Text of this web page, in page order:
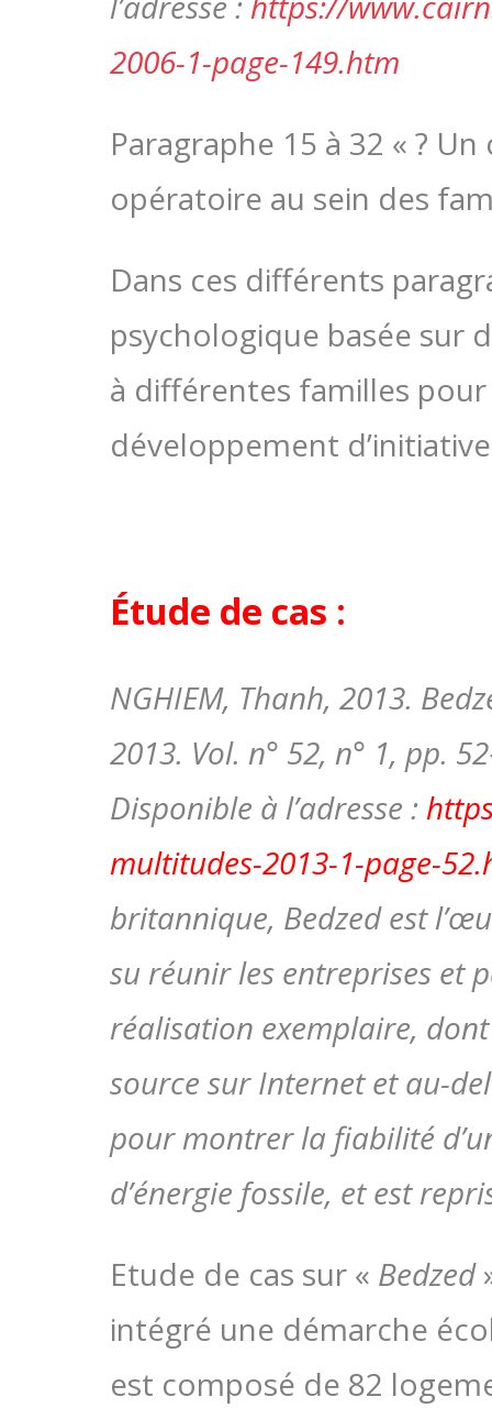
2006-1-page-149.htm
Paragraphe 15 à 32 « ?
opératoire au sein des
Dans ces différents
psychologique basée sur
à différentes familles
développement
Étude de cas :
NGHIEM, Thanh, 2013.
2013. Vol. n° 52, n° 1, pp.
Disponible à l’adresse :
multitudes-2013-1-page-
britannique, Bedzed est
su réunir les entreprises et
réalisation exemplaire,
source sur Internet et au-
pour montrer la fiabilité
d’énergie fossile, et est
Etude de cas sur « Bedzed
intégré une démarche
est composé de 82